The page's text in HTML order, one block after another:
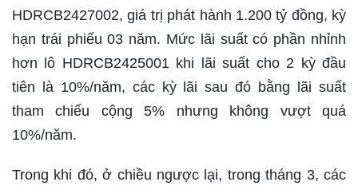
HDRCB2427002, giá trị phát hành 1.200 tỷ đồng, kỳ
hạn trái phiếu 03 năm. Mức lãi suất có phần nhỉnh
hơn lô HDRCB2425001 khi lãi suất cho 2 kỳ đầu
tiên là 10%/năm, các kỳ lãi sau đó bằng lãi suất
tham chiếu cộng 5% nhưng không vượt quá
10%/năm.
Trong khi đó, ở chiều ngược lại, trong tháng 3, các